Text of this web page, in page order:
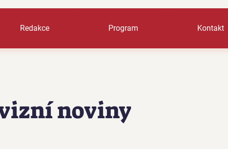
Redakce Program Kontakt
noviny